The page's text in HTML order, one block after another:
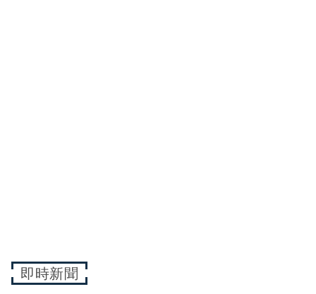
即時新聞